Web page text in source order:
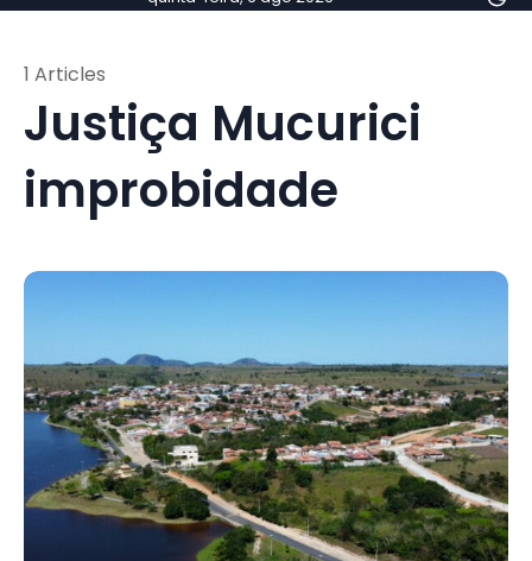
Justiça Mucurici
improbidade
1 Articles